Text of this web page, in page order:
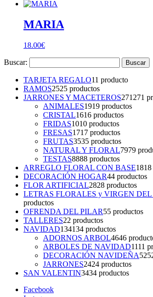
MARIA
18.00€
Buscar:
TARJETA REGALO11 producto
RAMOS2525 productos
JARRONES Y MACETEROS271 271
ANIMALES1919 productos
CRISTAL1616 productos
FRIDAS1010 productos
FRESAS1717 productos
FRUTAS3535 productos
NATURAL Y FLORAL7979
TESTAS8888 productos
ARREGLO FLORAL CON BASE18
DECORACIÓN HOGAR44 productos
FLOR ARTIFICIAL2828 productos
LETRAS FLORALES y VIRGEN DEL
productos
OFRENDA DEL PILAR55 productos
TALLERES22 productos
NAVIDAD134134 productos
ADORNOS ARBOL4646
ARBOLES DE NAVIDAD1111
DECORACIÓN NAVIDEÑA52
JARRONES2424 productos
SAN VALENTIN3434 productos
Facebook